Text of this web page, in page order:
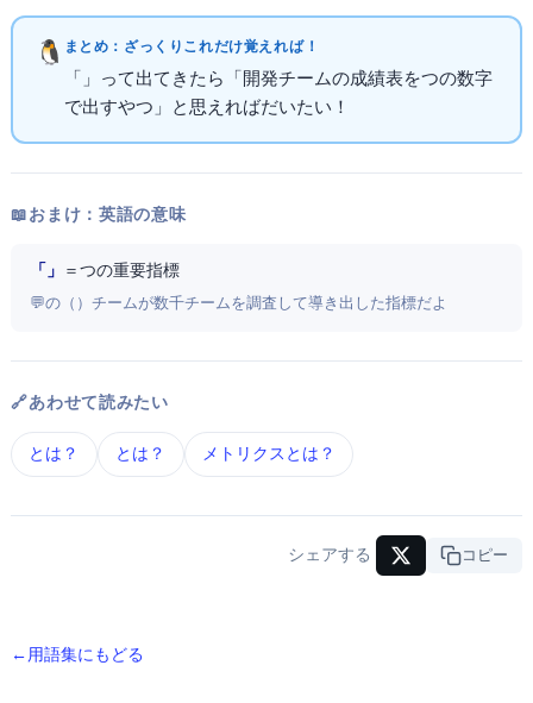
まとめ：ざっくりこれだけ覚えればOK！
「Four Keys」って出てきたら「開発チームの成績表を4つの数字
で出すやつ」と思えればだいたいOK！
📖 おまけ：英語の意味
「Four Key Metrics」 ＝ 4つの重要指標
💬 Google の DORA（DevOps Research and Assessment）チームが数千チームを調査して導き出した指標だよ
🔗 あわせて読みたい
CI/CD とは？ DevOps とは？ DORAメトリクス とは？
シェアする URLコピー
← 用語集にもどる